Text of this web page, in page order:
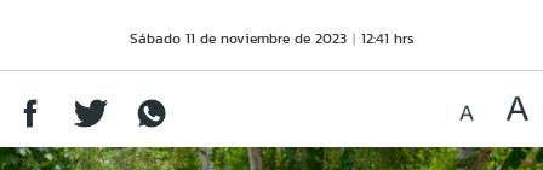
Sábado 11 de noviembre de 2023 12:41 hrs